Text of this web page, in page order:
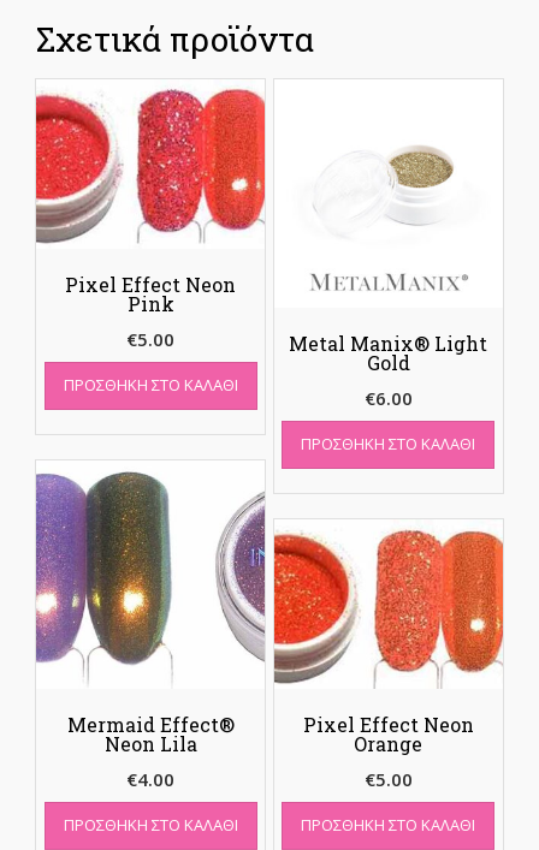
Σχετικά προϊόντα
Pixel Effect Neon
Pink
€5.00
ΠΡΟΣΘΉΚΗ ΣΤΟ ΚΑΛΆΘΙ
Metal Manix® Light
Gold
€6.00
ΠΡΟΣΘΉΚΗ ΣΤΟ ΚΑΛΆΘΙ
Mermaid Effect®
Neon Lila
€4.00
ΠΡΟΣΘΉΚΗ ΣΤΟ ΚΑΛΆΘΙ
Pixel Effect Neon
Orange
€5.00
ΠΡΟΣΘΉΚΗ ΣΤΟ ΚΑΛΆΘΙ